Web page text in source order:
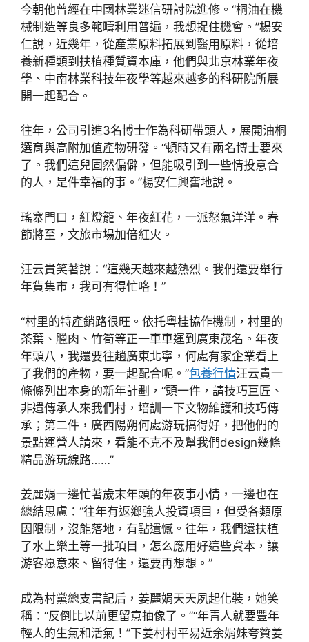
今朝他曾經在中國林業迷信研討院進修。“桐油在機
械制造等良多範疇利用普遍，我想捉住機會。”楊安
仁說，近幾年，從產業原料拓展到醫用原料，從培
養新種類到扶植種質資本庫，他們與北京林業年夜
學、中南林業科技年夜學等越來越多的科研院所展
開一起配合。
往年，公司引進3名博士作為科研帶頭人，展開油桐
選育與高附加值產物研發。“頓時又有兩名博士要來
了。我們這兒固然偏僻，但能吸引到一些情投意合
的人，是件幸福的事。”楊安仁興奮地說。
瑤寨門口，紅燈籠、年夜紅花，一派怒氣洋洋。春
節將至，文旅市場加倍紅火。
汪云貴笑著說：“這幾天越來越熱烈。我們還要舉行
年貨集市，我可有得忙咯！”
“村里的特產銷路很旺。依托粵桂協作機制，村里的
茶葉、臘肉、竹筍等正一車車運到廣東茂名。年夜
年頭八，我還要往趟廣東北寧，何處有家企業看上
了我們的產物，要一起配合呢。”包養行情汪云貴一
條條列出本身的新年計劃，“頭一件，請技巧巨匠、
非遺傳承人來我們村，培訓一下文物維護和技巧傳
承；第二件，廣西陽朔何處游玩搞得好，把他們的
景點運營人請來，看能不克不及幫我們design幾條
精品游玩線路……”
姜麗娟一邊忙著歲末年頭的年夜事小情，一邊也在
總結思慮：“往年有返鄉強人投資項目，但受各類原
因限制，沒能落地，有點遺憾。往年，我們還扶植
了水上樂土等一批項目，怎么應用好這些資本，讓
游客愿意來、留得住，還要再想想。”
成為村黨總支書記后，姜麗娟天天夙起化裝，她笑
稱：“反倒比以前更留意抽像了。”“年青人就要豐年
輕人的生氣和活氣！”下姜村村平易近余娟妹夸贊姜